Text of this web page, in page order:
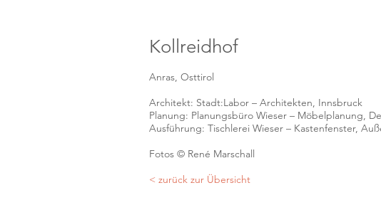
Kollreidhof
Anras, Osttirol
Architekt: Stadt:Labor – Architekten, Innsbruck
Planung: Planungsbüro Wieser – Möbelplanung,
Ausführung: Tischlerei Wieser – Kastenfenster,
Fotos © René Marschall
< zurück zur Übersicht